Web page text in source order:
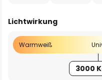
Lichtwirkung
Warmweiß
3000